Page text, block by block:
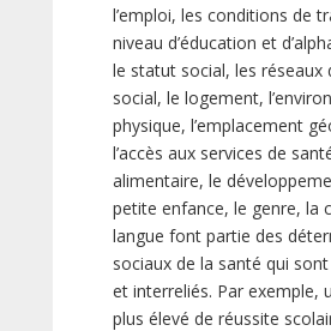
l’emploi, les conditions de
niveau d’éducation et
le statut social, les réseaux
social, le logement,
physique, l’emplacement
l’accès aux services de
alimentaire, le
petite enfance, le genre, la
langue font partie des
sociaux de la santé qui
et interreliés. Par exemple,
plus élevé de réussite